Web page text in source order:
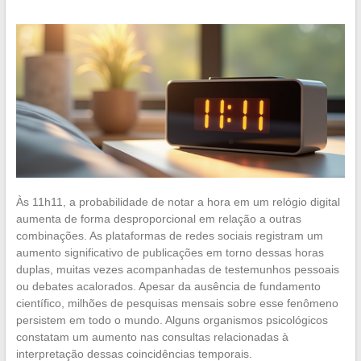
Às 11h11, a probabilidade de notar a hora em um relógio digital
aumenta de forma desproporcional em relação a outras
combinações. As plataformas de redes sociais registram um
aumento significativo de publicações em torno dessas horas
duplas, muitas vezes acompanhadas de testemunhos pessoais
ou debates acalorados. Apesar da ausência de fundamento
científico, milhões de pesquisas mensais sobre esse fenômeno
persistem em todo o mundo. Alguns organismos psicológicos
constatam um aumento nas consultas relacionadas à
interpretação dessas coincidências temporais.